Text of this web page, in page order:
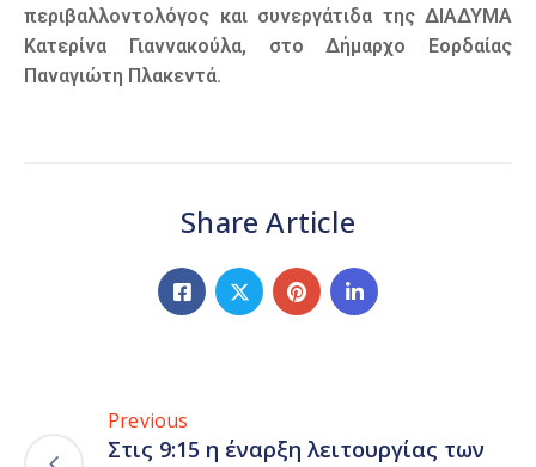
περιβαλλοντολόγος και συνεργάτιδα της ΔΙΑΔΥΜΑ
Κατερίνα Γιαννακούλα, στο Δήμαρχο Εορδαίας
Παναγιώτη Πλακεντά.
Share Article
Previous
Στις 9:15 η έναρξη λειτουργίας των